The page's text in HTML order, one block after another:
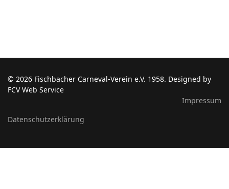
© 2026 Fischbacher Carneval-Verein e.V. 1958. Designed by
FCV Web Service
Impressum
Datenschutzerklärung